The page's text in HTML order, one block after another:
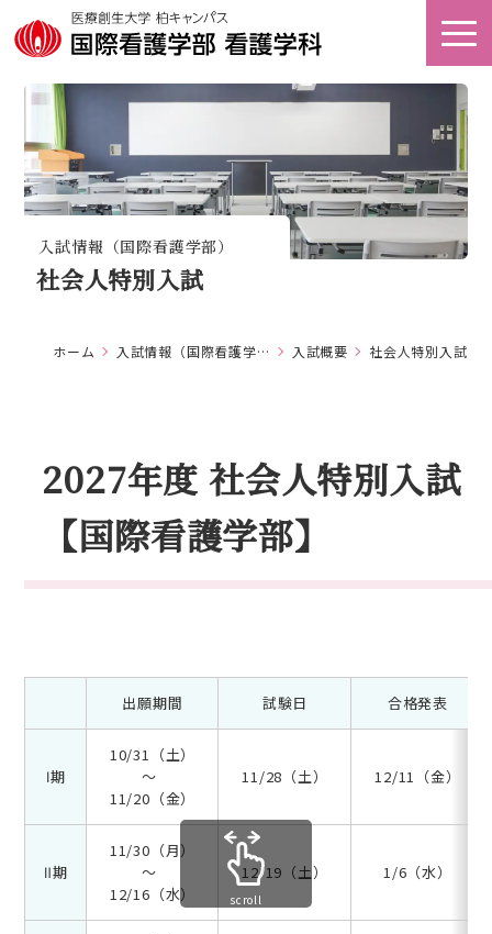
オープン
資料請求
看護キャリア
教育研究センター
ホーム
大学案内
キャンパスライフ
入試情報
入試情報（国際看護学部）
社会人特別入試
ホーム 入試情報（国際看護学部） 入試概要 社会人特別入試
2027年度 社会人特別入試
【国際看護学部】
出願期間 試験日 合格発表
Ⅰ期
10/31（土）
～
11/20（金）
11/28（土） 12/11（金）
Ⅱ期
11/30（月）
～
12/16（水）
12/19（土） 1/6（水）
scroll